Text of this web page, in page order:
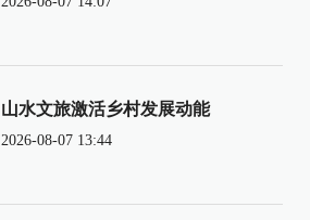
山水文旅激活乡村发展动能
2026-08-07 13:44